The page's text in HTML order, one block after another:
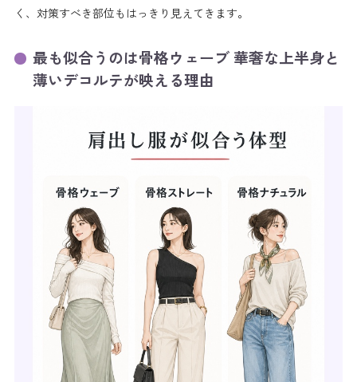
く、対策すべき部位もはっきり見えてきます。
最も似合うのは骨格ウェーブ 華奢な上半身と
薄いデコルテが映える理由